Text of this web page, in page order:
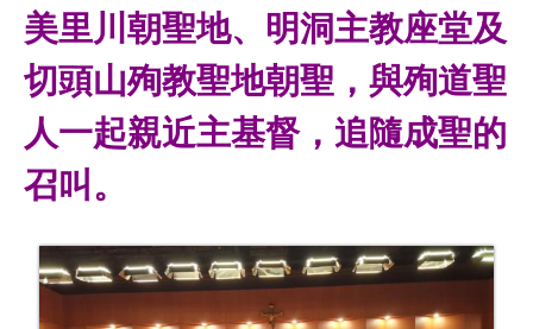
美里川朝聖地、明洞主教座堂及
切頭山殉教聖地朝聖，與殉道聖
人一起親近主基督，追隨成聖的
召叫。